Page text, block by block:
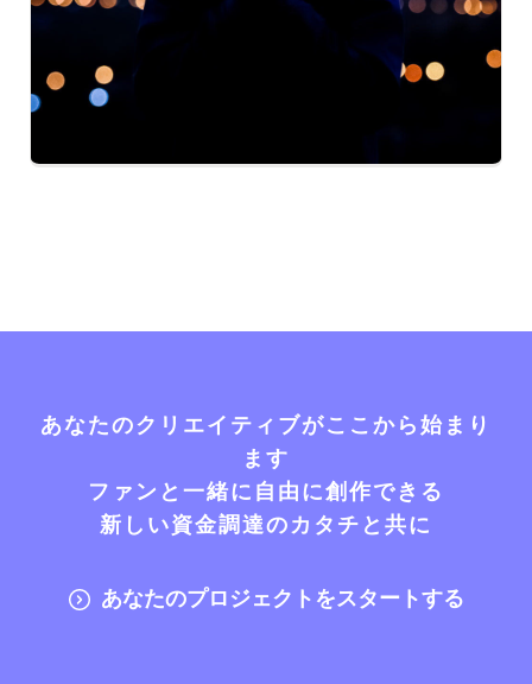
あなたのクリエイティブがここから始まり
ます
ファンと一緒に自由に創作できる
新しい資金調達のカタチと共に
あなたのプロジェクトをスタートする